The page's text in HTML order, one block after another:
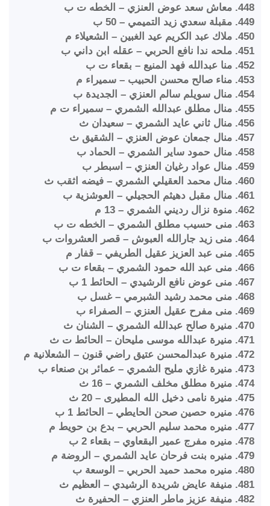
448. معاش سعد عوض العنزي – الخطه ت ب
449. مقبلة سعدي زيد التميمي – 50 ب
450. ملاك عبد الكريم عيد الغبين – الشعيلاء م
451. ملحه ندا نافع الحربي – عقله ابن داني ب
452. منا عبدالله فهد المنيع – بقعاء ت ب
453. مناء صالح محسن الحبيب – سميراء م
454. منال سويلم سالم العنزي – الجديدة ب
455. منال مطلق عبدالله الشمري – سميراء ت م
456. منال ثاني عايد الشمري – سعيدان ث
457. منال جمعان عوض العنزي – الشقيق ث
458. منال حمود ساير الشمري – الحماد ب
459. منال عواد رغيان العنزي – اسبطر ب
460. منال محمد العقيلي الشمري – فيضه اثقب ث
461. منال مقبل دهيثم الحجيلي – العوشزية ب
462. منوة نزال رديني الشمري – 13 م
463. منى حسيب مطلق الشمري – الخطه ت ب
464. منى زيد جارالله العبوش – قصر العشروات ب
465. منى عبد العزيز عقيل الطريفي – قفار م
466. منى عبد الله حمود الشمري – بقعاء ت ب
467. منى عوض نافع الرشيدي – الحائط 1 ب
468. منى محمد رشيد الشبرمي – غسل ب
469. منى مفرح عقيل العنزي – الصفراء ب
470. منيرة صالح عبدالله الشمري – الشنان ث
471. منيرة عبدالله موسى مليحان – الحائط ت ث
472. منيرة عبدالمحسن عتيق راضي قنون – الشعلانية م
473. منيرة غازي مليح الشمري – عمائر بن صنعاء ب
474. منيرة مطلق مخلف الشمري – 16 ث
475. منيرة نامى دخيل الله المطيرى – 20 ث
476. منيره حصين صحن الحايطي – الحائط 1 ب
477. منيره محمد سليم الحربي – بدع بن حويط م
478. منيره مفرج عمير البقعاوي – بقعاء 2 ب
479. منيره بنت فرحان عايد الشمري – الروضة م
480. منيره محمد حميد الحربي – الوسعة ب
481. منيفة عايض شريدة الرشيدي – العظيم ث
482. منيفة عزيز ماطر العنزي – الحفيرة ث